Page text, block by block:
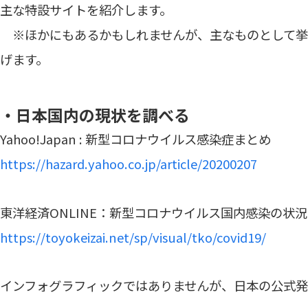
主な特設サイトを紹介します。
※ほかにもあるかもしれませんが、主なものとして挙
げます。
・日本国内の現状を調べる
Yahoo!Japan : 新型コロナウイルス感染症まとめ
https://hazard.yahoo.co.jp/article/20200207
東洋経済ONLINE：新型コロナウイルス国内感染の状況
https://toyokeizai.net/sp/visual/tko/covid19/
インフォグラフィックではありませんが、日本の公式発